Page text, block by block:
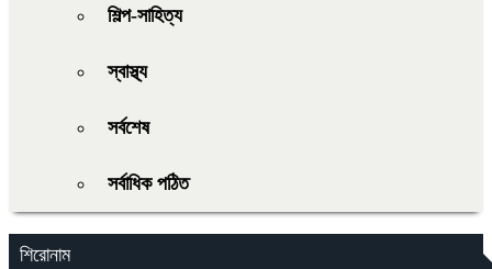
শিল্প-সাহিত্য
স্বাস্থ্য
সর্বশেষ
সর্বাধিক পঠিত
শিরোনাম